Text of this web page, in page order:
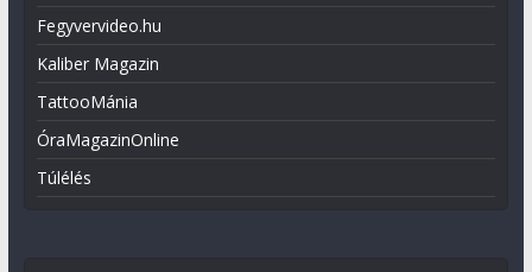
Fegyvervideo.hu
Kaliber Magazin
TattooMánia
ÓraMagazinOnline
Túlélés